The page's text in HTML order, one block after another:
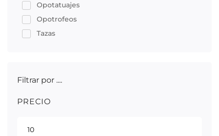
Opotatuajes
Opotrofeos
Tazas
Filtrar por ....
PRECIO